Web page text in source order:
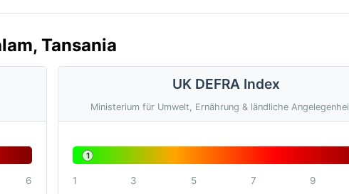
Tansania
6
UK DEFRA Index
Ministerium für Umwelt, Ernährung & ländliche
1
1 3 5 7 9